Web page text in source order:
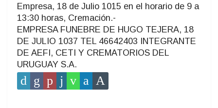
Empresa, 18 de Julio 1015 en el horario de 9 a
13:30 horas, Cremación.-
EMPRESA FUNEBRE DE HUGO TEJERA, 18
DE JULIO 1037 TEL 46642403 INTEGRANTE
DE AEFI, CETI Y CREMATORIOS DEL
URUGUAY S.A.